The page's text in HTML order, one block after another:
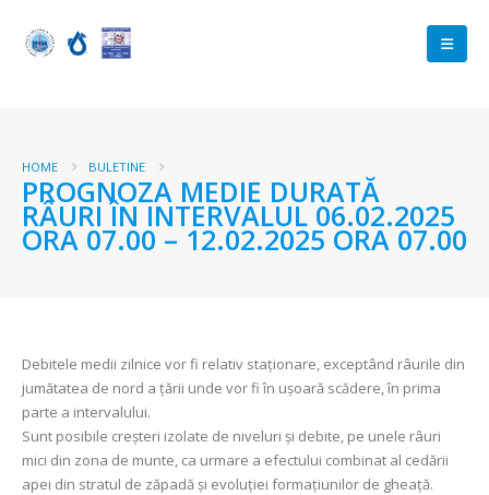
HOME BULETINE
PROGNOZA MEDIE DURATĂ
RÂURI ÎN INTERVALUL 06.02.2025
ORA 07.00 – 12.02.2025 ORA 07.00
Debitele medii zilnice vor fi relativ staționare, exceptând râurile din
jumătatea de nord a țării unde vor fi în ușoară scădere, în prima
parte a intervalului.
Sunt posibile creşteri izolate de niveluri şi debite, pe unele râuri
mici din zona de munte, ca urmare a efectului combinat al cedării
apei din stratul de zăpadă și evoluției formațiunilor de gheață.